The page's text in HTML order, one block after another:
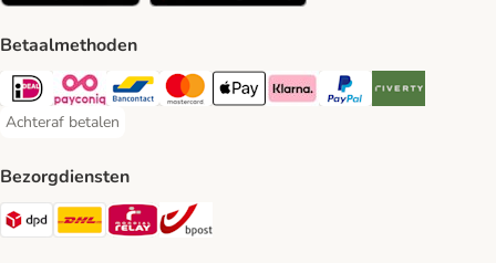
Betaalmethoden
iDeal Payment Method
Payconiq Payment Method
Bancontact Payment Method
Mastercard Payment Method
Apple Pay Payment Method
Klarna Payment Method
PayPal Payment Method
Riverty Payment
Achteraf betalen
Achteraf betalen Payment Method
Bezorgdiensten
Dpd Shipping Method
DHL Shipping Method
Mondial Relay Shipping Method